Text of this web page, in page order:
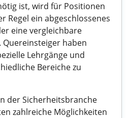
ist, wird für Positionen
Regel ein abgeschlossenes
eine vergleichbare
haben
Lehrgänge und
Bereiche zu
der Sicherheitsbranche
zahlreiche Möglichkeiten